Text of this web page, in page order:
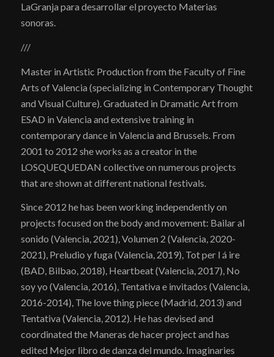
LaGranja para desarrollar el proyecto Materias
sonoras.
///
Master in Artistic Production from the Faculty of Fine
Arts of Valencia (specializing in Contemporary Thought
and Visual Culture). Graduated in Dramatic Art from
ESAD in Valencia and extensive training in
contemporary dance in Valencia and Brussels. From
2001 to 2012 she works as a creator in the
LOSQUEQUEDAN collective on numerous projects
that are shown at different national festivals.
Since 2012 he has been working independently on
projects focused on the body and movement: Bailar al
sonido (Valencia, 2021), Volumen 2 (Valencia, 2020-
2021), Preludio y fuga (Valencia, 2019), Tot per l á ire
(BAD, Bilbao, 2018), Heartbeat (Valencia, 2017), No
soy yo (Valencia, 2016), Tentativa e invitados (Valencia,
2016-2014), The love thing piece (Madrid, 2013) and
Tentativa (Valencia, 2012). He has devised and
coordinated the Maneras de hacer project and has
edited Mejor libro de danza del mundo. Imaginaries